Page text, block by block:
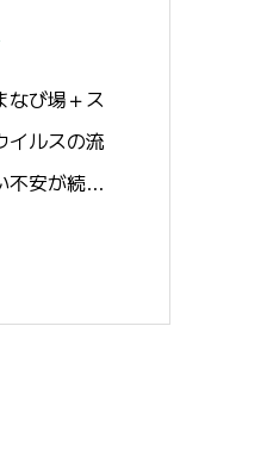
なび場＋ス
イルスの流
不安が続…